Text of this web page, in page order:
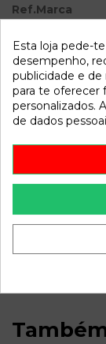
Ref.Marca
Modelo
Referência
Descrição
Recambio de
07.96 - 12.98
A13VI96
Esta loja pede-
desempenho,
publicidade e de
para te oferecer
personalizados.
de dados